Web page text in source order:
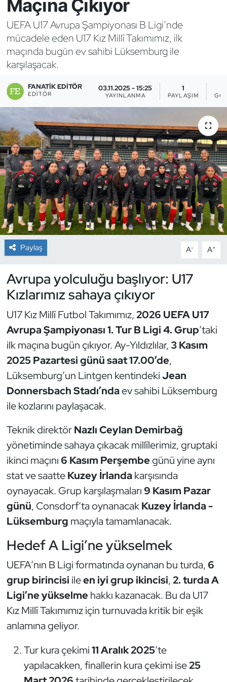
Maçına Çıkıyor
UEFA U17 Avrupa Şampiyonası B Ligi’nde
mücadele eden U17 Kız Millî Takımımız, ilk
maçında bugün ev sahibi Lüksemburg ile
karşılaşacak.
FANATIK EDITÖR
EDITÖR
03.11.2025 - 15:25
YAYINLANMA
1
PAYLAŞIM
Paylaş A- A+
Avrupa yolculuğu başlıyor: U17
Kızlarımız sahaya çıkıyor
U17 Kız Millî Futbol Takımımız, 2026 UEFA U17
Avrupa Şampiyonası 1. Tur B Ligi 4. Grup’taki
ilk maçına bugün çıkıyor. Ay-Yıldızlılar, 3 Kasım
2025 Pazartesi günü saat 17.00’de,
Lüksemburg’un Lintgen kentindekiJean
Donnersbach Stadı’ndaev sahibi Lüksemburg
ile kozlarını paylaşacak.
Teknik direktörNazlı Ceylan Demirbağ
yönetiminde sahaya çıkacak millîlerimiz, gruptaki
ikinci maçını6 Kasım Perşembegünü yine aynı
stat ve saatteKuzey İrlandakarşısında
oynayacak. Grup karşılaşmaları9 Kasım Pazar
günü, Consdorf’ta oynanacakKuzey İrlanda -
Lüksemburg maçıyla tamamlanacak.
Hedef A Ligi’ne yükselmek
UEFA’nın B Ligi formatında oynanan bu turda,6
grup birincisi ileen iyi grup ikincisi, 2. turda A
Ligi’ne yükselme hakkı kazanacak. Bu da U17
Kız Millî Takımımız için turnuvada kritik bir eşik
anlamına geliyor.
Tur kura çekimi11 Aralık 2025’te
yapılacakken, finallerin kura çekimi ise25
Bocce Bowling Dart
Boks
Briç
Buz Hokeyi
Buz Pateni
Çim Hokeyi
Cimnastik
Curling
Dağcılık
Dans Sporları
Dövüş Sanatı
E-Spor
Eskrim
Futbol
Futsal
Genel
Golf
Güreş
Halter
Hava Sporları
İşitme Engelli Sporcular
Judo ve Kuraş
Kano ve Rafting
Kayak